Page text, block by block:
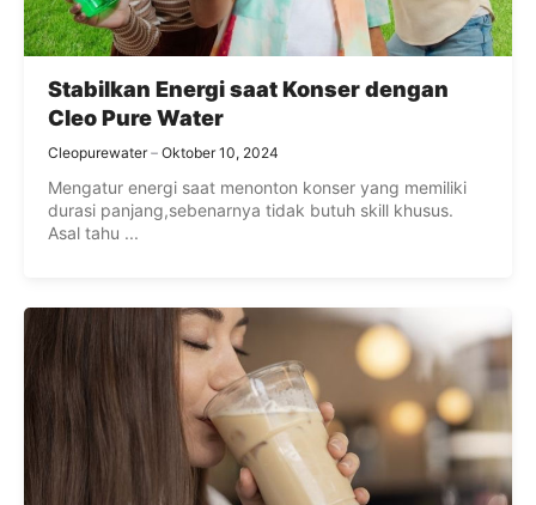
Stabilkan Energi saat Konser dengan
Cleo Pure Water
Cleopurewater Oktober 10, 2024
Mengatur energi saat menonton konser yang memiliki
durasi panjang,sebenarnya tidak butuh skill khusus.
Asal tahu ...